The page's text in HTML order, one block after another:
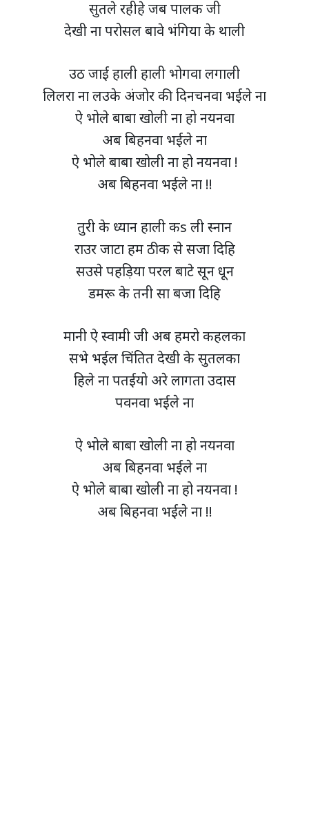
सुतले रहीहे जब पालक जी
देखी ना परोसल बावे भंगिया के थाली
उठ जाई हाली हाली भोगवा लगाली
लिलरा ना लउके अंजोर की दिनचनवा भईले ना
ऐ भोले बाबा खोली ना हो नयनवा
अब बिहनवा भईले ना
ऐ भोले बाबा खोली ना हो नयनवा !
अब बिहनवा भईले ना !!
तुरी के ध्यान हाली कs ली स्नान
राउर जाटा हम ठीक से सजा दिहि
सउसे पहड़िया परल बाटे सून धून
डमरू के तनी सा बजा दिहि
मानी ऐ स्वामी जी अब हमरो कहलका
सभे भईल चिंतित देखी के सुतलका
हिले ना पतईयो अरे लागता उदास
पवनवा भईले ना
ऐ भोले बाबा खोली ना हो नयनवा
अब बिहनवा भईले ना
ऐ भोले बाबा खोली ना हो नयनवा !
अब बिहनवा भईले ना !!